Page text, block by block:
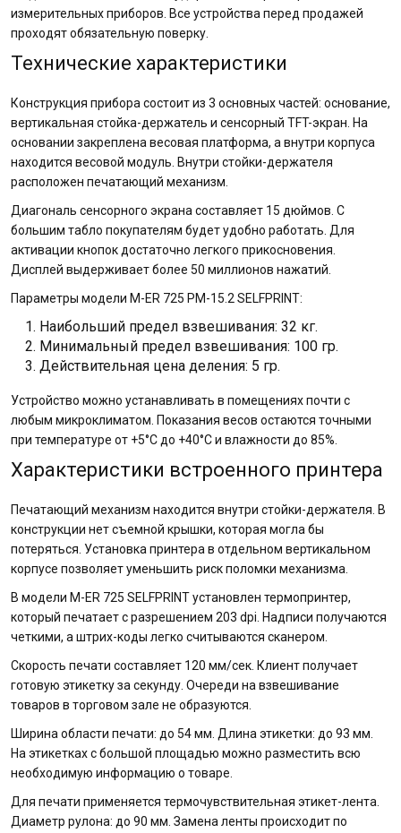
измерительных приборов. Все устройства перед продажей
проходят обязательную поверку.
Технические характеристики
Конструкция прибора состоит из 3 основных частей: основание,
вертикальная стойка-держатель и сенсорный TFT-экран. На
основании закреплена весовая платформа, а внутри корпуса
находится весовой модуль. Внутри стойки-держателя
расположен печатающий механизм.
Диагональ сенсорного экрана составляет 15 дюймов. С
большим табло покупателям будет удобно работать. Для
активации кнопок достаточно легкого прикосновения.
Дисплей выдерживает более 50 миллионов нажатий.
Параметры модели M-ER 725 PM-15.2 SELFPRINT:
Наибольший предел взвешивания: 32 кг.
Минимальный предел взвешивания: 100 гр.
Действительная цена деления: 5 гр.
Устройство можно устанавливать в помещениях почти с
любым микроклиматом. Показания весов остаются точными
при температуре от +5°С до +40°С и влажности до 85%.
Характеристики встроенного принтера
Печатающий механизм находится внутри стойки-держателя. В
конструкции нет съемной крышки, которая могла бы
потеряться. Установка принтера в отдельном вертикальном
корпусе позволяет уменьшить риск поломки механизма.
В модели M-ER 725 SELFPRINT установлен термопринтер,
который печатает с разрешением 203 dpi. Надписи получаются
четкими, а штрих-коды легко считываются сканером.
Скорость печати составляет 120 мм/сек. Клиент получает
готовую этикетку за секунду. Очереди на взвешивание
товаров в торговом зале не образуются.
Ширина области печати: до 54 мм. Длина этикетки: до 93 мм.
На этикетках с большой площадью можно разместить всю
необходимую информацию о товаре.
Для печати применяется термочувствительная этикет-лента.
Диаметр рулона: до 90 мм. Замена ленты происходит по